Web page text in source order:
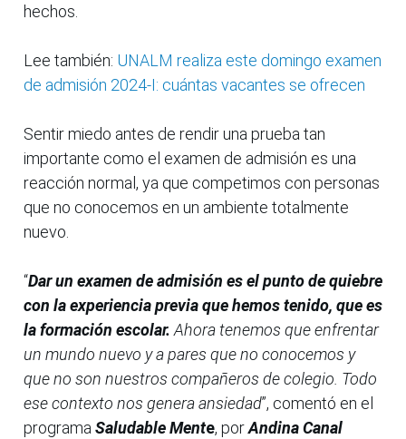
hechos.
Lee también: UNALM realiza este domingo examen
de admisión 2024-I: cuántas vacantes se ofrecen
Sentir miedo antes de rendir una prueba tan
importante como el examen de admisión es una
reacción normal, ya que competimos con personas
que no conocemos en un ambiente totalmente
nuevo.
“Dar un examen de admisión es el punto de quiebre
con la experiencia previa que hemos tenido, que es
la formación escolar. Ahora tenemos que enfrentar
un mundo nuevo y a pares que no conocemos y
que no son nuestros compañeros de colegio. Todo
ese contexto nos genera ansiedad”, comentó en el
programa Saludable Mente, porAndina Canal